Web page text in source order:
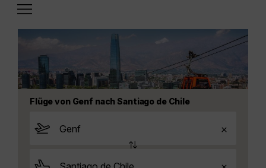
Flüge von Genf nach Santiago de Chile